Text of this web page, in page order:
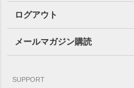
ログアウト
メールマガジン購読
SUPPORT